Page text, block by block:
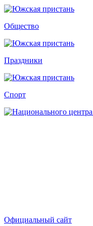
Общество
Праздники
Спорт
Официальный сайт